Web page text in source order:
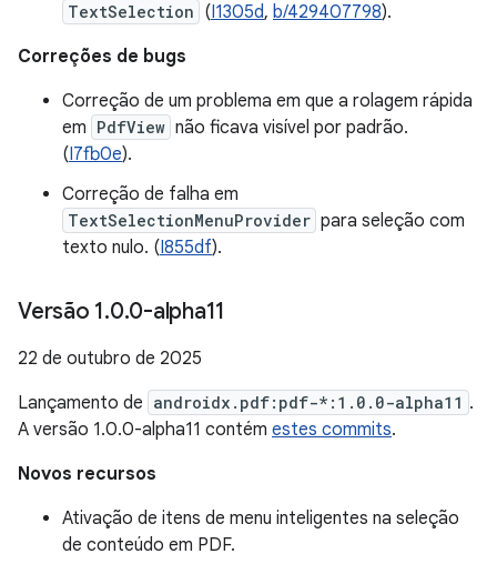
TextSelection (I1305d, b/429407798).
Correções de bugs
Correção de um problema em que a rolagem rápida
em PdfView não ficava visível por padrão.
(I7fb0e).
Correção de falha em
TextSelectionMenuProvider para seleção com
texto nulo. (I855df).
Versão 1.0.0-alpha11
22 de outubro de 2025
Lançamento de androidx.pdf:pdf-*:1.0.0-alpha11 .
A versão 1.0.0-alpha11 contém estes commits.
Novos recursos
Ativação de itens de menu inteligentes na seleção
de conteúdo em PDF.